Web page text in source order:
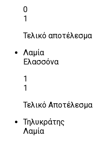
0
1
Τελικό αποτέλεσμα
Λαμία
Ελασσόνα
1
1
Τελικό Αποτέλεσμα
Τηλυκράτης
Λαμία